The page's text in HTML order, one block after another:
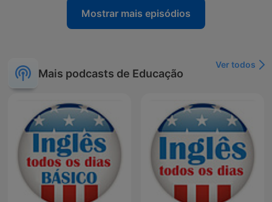
Mostrar mais episódios
Mais podcasts de Educação
Ver todos